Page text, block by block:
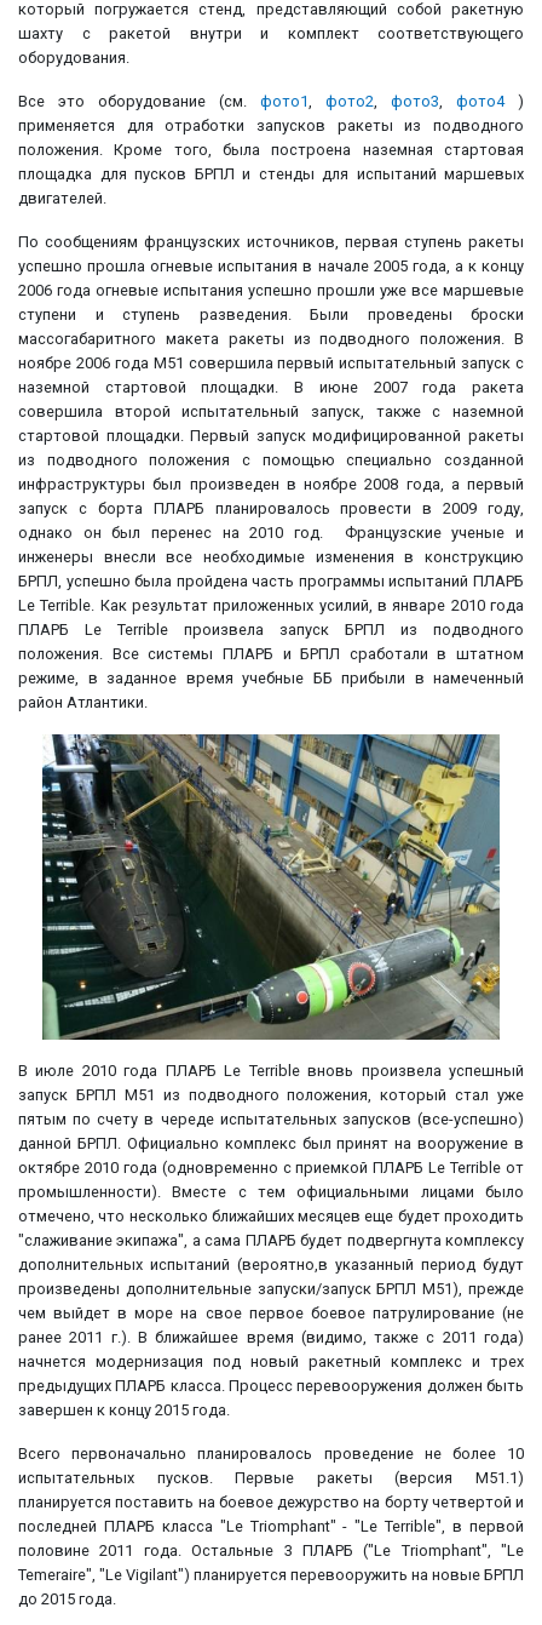
который погружается стенд, представляющий собой ракетную
шахту с ракетой внутри и комплект соответствующего
оборудования.
Все это оборудование (см. фото1, фото2, фото3, фото4)
применяется для отработки запусков ракеты из подводного
положения. Кроме того, была построена наземная стартовая
площадка для пусков БРПЛ и стенды для испытаний маршевых
двигателей.
По сообщениям французских источников, первая ступень ракеты
успешно прошла огневые испытания в начале 2005 года, а к концу
2006 года огневые испытания успешно прошли уже все маршевые
ступени и ступень разведения. Были проведены броски
массогабаритного макета ракеты из подводного положения. В
ноябре 2006 года М51 совершила первый испытательный запуск с
наземной стартовой площадки. В июне 2007 года ракета
совершила второй испытательный запуск, также с наземной
стартовой площадки. Первый запуск модифицированной ракеты
из подводного положения с помощью специально созданной
инфраструктуры был произведен в ноябре 2008 года, а первый
запуск с борта ПЛАРБ планировалось провести в 2009 году,
однако он был перенес на 2010 год. Французские ученые и
инженеры внесли все необходимые изменения в конструкцию
БРПЛ, успешно была пройдена часть программы испытаний ПЛАРБ
Le Terrible. Как результат приложенных усилий, в январе 2010 года
ПЛАРБ Le Terrible произвела запуск БРПЛ из подводного
положения. Все системы ПЛАРБ и БРПЛ сработали в штатном
режиме, в заданное время учебные ББ прибыли в намеченный
район Атлантики.
В июле 2010 года ПЛАРБ Le Terrible вновь произвела успешный
запуск БРПЛ M51 из подводного положения, который стал уже
пятым по счету в череде испытательных запусков (все-успешно)
данной БРПЛ. Официально комплекс был принят на вооружение в
октябре 2010 года (одновременно с приемкой ПЛАРБ Le Terrible от
промышленности). Вместе с тем официальными лицами было
отмечено, что несколько ближайших месяцев еще будет проходить
"слаживание экипажа", а сама ПЛАРБ будет подвергнута комплексу
дополнительных испытаний (вероятно,в указанный период будут
произведены дополнительные запуски/запуск БРПЛ М51), прежде
чем выйдет в море на свое первое боевое патрулирование (не
ранее 2011 г.). В ближайшее время (видимо, также с 2011 года)
начнется модернизация под новый ракетный комплекс и трех
предыдущих ПЛАРБ класса. Процесс перевооружения должен быть
завершен к концу 2015 года.
Всего первоначально планировалось проведение не более 10
испытательных пусков. Первые ракеты (версия М51.1)
планируется поставить на боевое дежурство на борту четвертой и
последней ПЛАРБ класса "Le Triomphant" - "Le Terrible", в первой
половине 2011 года. Остальные 3 ПЛАРБ ("Le Triomphant", "Le
Temeraire", "Le Vigilant") планируется перевооружить на новые БРПЛ
до 2015 года.